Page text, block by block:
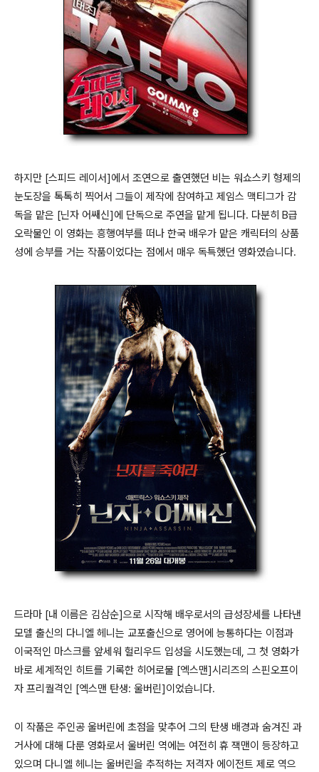
하지만 [스피드 레이서]에서 조연으로 출연했던 비는 워쇼스키 형제의
눈도장을 톡톡히 찍어서 그들이 제작에 참여하고 제임스 맥티그가 감
독을 맡은 [닌자 어쌔신]에 단독으로 주연을 맡게 됩니다. 다분히 B급
오락물인 이 영화는 흥행여부를 떠나 한국 배우가 맡은 캐릭터의 상품
성에 승부를 거는 작품이었다는 점에서 매우 독특했던 영화였습니다.
드라마 [내 이름은 김삼순]으로 시작해 배우로서의 급성장세를 나타낸
모델 출신의 다니엘 헤니는 교포출신으로 영어에 능통하다는 이점과
이국적인 마스크를 앞세워 헐리우드 입성을 시도했는데, 그 첫 영화가
바로 세계적인 히트를 기록한 히어로물 [엑스맨]시리즈의 스핀오프이
자 프리퀄격인 [엑스맨 탄생: 울버린]이었습니다.
이 작품은 주인공 울버린에 초점을 맞추어 그의 탄생 배경과 숨겨진 과
거사에 대해 다룬 영화로서 울버린 역에는 여전히 휴 잭맨이 등장하고
있으며 다니엘 헤니는 울버린을 추적하는 저격자 에이전트 제로 역으